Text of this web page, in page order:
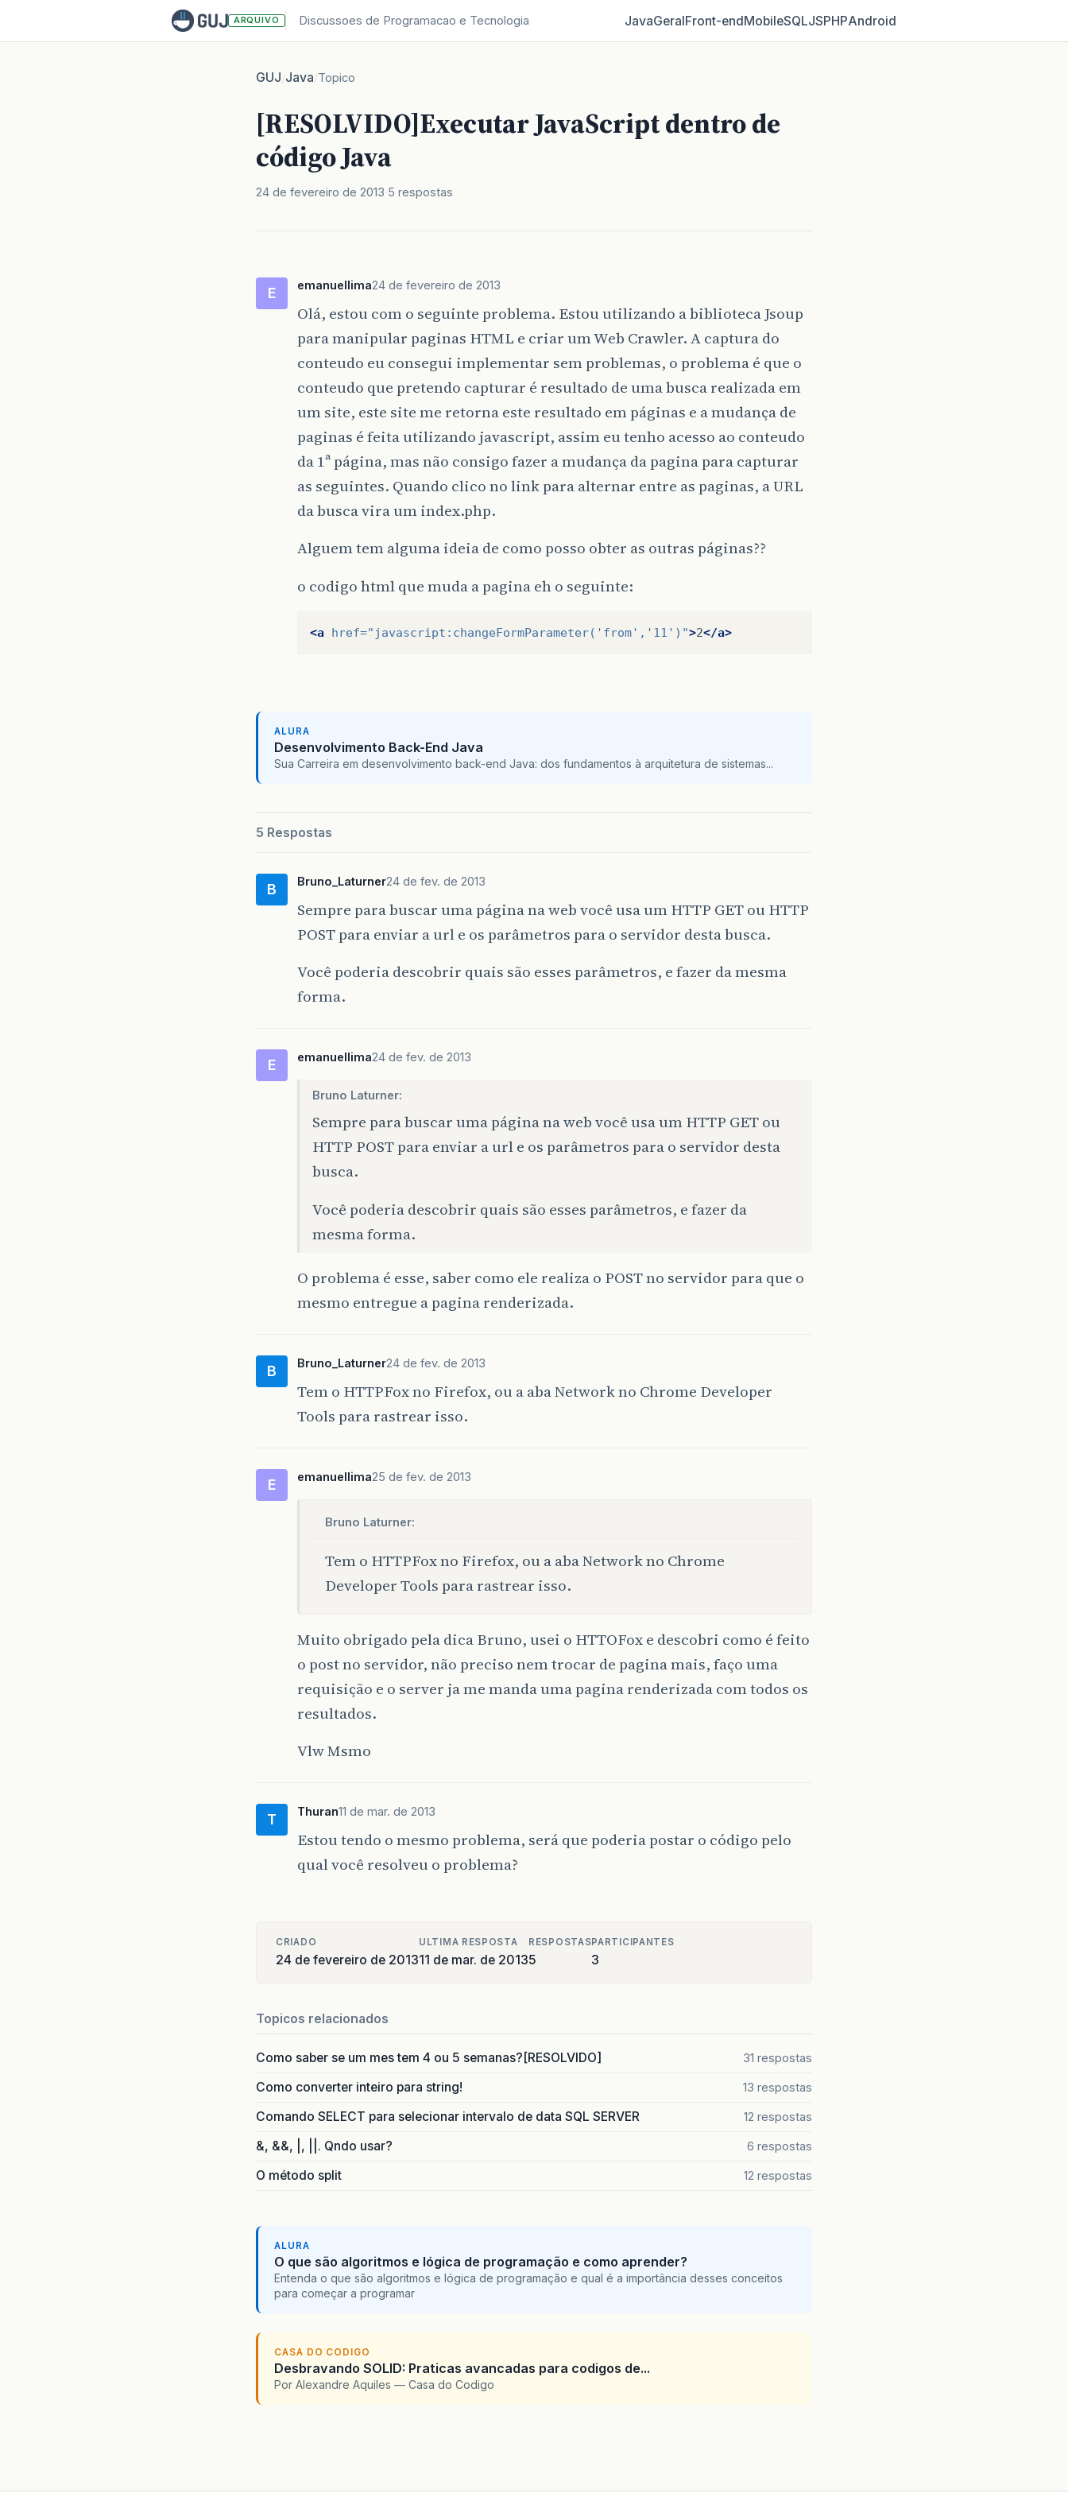
ARQUIVO Discussoes de Programacao e Tecnologia JavaGeralFront‑endMobileSQLJSPHPAndroid
GUJ/Java/Topico
[RESOLVIDO]Executar JavaScript dentro de
código Java
24 de fevereiro de 2013 5 respostas
E emanuellima24 de fevereiro de 2013
Olá, estou com o seguinte problema. Estou utilizando a biblioteca Jsoup
para manipular paginas HTML e criar um Web Crawler. A captura do
conteudo eu consegui implementar sem problemas, o problema é que o
conteudo que pretendo capturar é resultado de uma busca realizada em
um site, este site me retorna este resultado em páginas e a mudança de
paginas é feita utilizando javascript, assim eu tenho acesso ao conteudo
da 1ª página, mas não consigo fazer a mudança da pagina para capturar
as seguintes. Quando clico no link para alternar entre as paginas, a URL
da busca vira um index.php.
Alguem tem alguma ideia de como posso obter as outras páginas??
o codigo html que muda a pagina eh o seguinte:
<a href="javascript:changeFormParameter('from','11')">2</a>
ALURA
Desenvolvimento Back-End Java
Sua Carreira em desenvolvimento back-end Java: dos fundamentos à arquitetura de sistemas...
5 Respostas
B Bruno_Laturner24 de fev. de 2013
Sempre para buscar uma página na web você usa um HTTP GET ou HTTP
POST para enviar a url e os parâmetros para o servidor desta busca.
Você poderia descobrir quais são esses parâmetros, e fazer da mesma
forma.
E emanuellima24 de fev. de 2013
Bruno Laturner:
Sempre para buscar uma página na web você usa um HTTP GET ou
HTTP POST para enviar a url e os parâmetros para o servidor desta
busca.
Você poderia descobrir quais são esses parâmetros, e fazer da
mesma forma.
O problema é esse, saber como ele realiza o POST no servidor para que o
mesmo entregue a pagina renderizada.
B Bruno_Laturner24 de fev. de 2013
Tem o HTTPFox no Firefox, ou a aba Network no Chrome Developer
Tools para rastrear isso.
E emanuellima25 de fev. de 2013
Bruno Laturner:
Tem o HTTPFox no Firefox, ou a aba Network no Chrome
Developer Tools para rastrear isso.
Muito obrigado pela dica Bruno, usei o HTTOFox e descobri como é feito
o post no servidor, não preciso nem trocar de pagina mais, faço uma
requisição e o server ja me manda uma pagina renderizada com todos os
resultados.
Vlw Msmo
T Thuran11 de mar. de 2013
Estou tendo o mesmo problema, será que poderia postar o código pelo
qual você resolveu o problema?
CRIADO
24 de fevereiro de 2013
ULTIMA RESPOSTA
11 de mar. de 2013
RESPOSTAS
5
PARTICIPANTES
3
Topicos relacionados
Como saber se um mes tem 4 ou 5 semanas?[RESOLVIDO] 31 respostas
Como converter inteiro para string! 13 respostas
Comando SELECT para selecionar intervalo de data SQL SERVER 12 respostas
&, &&, |, ||. Qndo usar? 6 respostas
O método split 12 respostas
ALURA
O que são algoritmos e lógica de programação e como aprender?
Entenda o que são algoritmos e lógica de programação e qual é a importância desses conceitos
para começar a programar
CASA DO CODIGO
Desbravando SOLID: Praticas avancadas para codigos de...
Por Alexandre Aquiles — Casa do Codigo